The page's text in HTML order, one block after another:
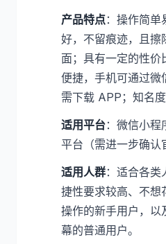
产品特点：操作简单
好，不留痕迹，且擦
面；具有一定的性价
便捷，手机可通过微
需下载 APP；知名
适用平台：微信小程
平台（需进一步确认
适用人群：适合各类
捷性要求较高、不想
操作的新手用户，以
幕的普通用户。